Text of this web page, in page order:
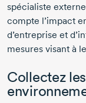
spécialiste
compte l’impact
d’entreprise et
mesures visant à
Collectez